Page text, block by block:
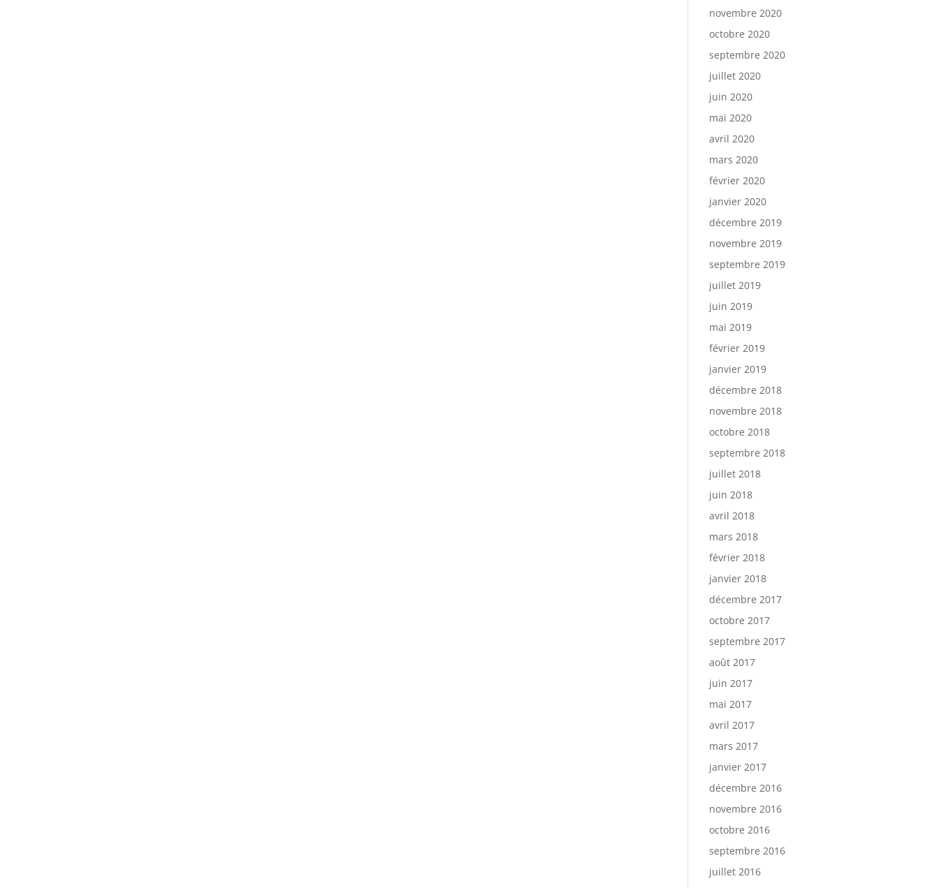
novembre 2020
octobre 2020
septembre 2020
juillet 2020
juin 2020
mai 2020
avril 2020
mars 2020
février 2020
janvier 2020
décembre 2019
novembre 2019
septembre 2019
juillet 2019
juin 2019
mai 2019
février 2019
janvier 2019
décembre 2018
novembre 2018
octobre 2018
septembre 2018
juillet 2018
juin 2018
avril 2018
mars 2018
février 2018
janvier 2018
décembre 2017
octobre 2017
septembre 2017
août 2017
juin 2017
mai 2017
avril 2017
mars 2017
janvier 2017
décembre 2016
novembre 2016
octobre 2016
septembre 2016
juillet 2016